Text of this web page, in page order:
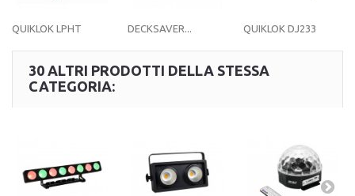
QUIKLOK LPHT DECKSAVER... QUIKLOK DJ233
30 ALTRI PRODOTTI DELLA STESSA
CATEGORIA: